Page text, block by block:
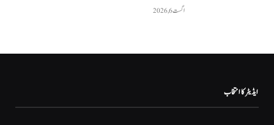
اگست 6, 2026
ایڈیٹر کا انتخاب